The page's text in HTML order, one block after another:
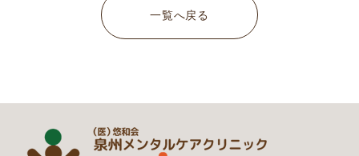
一覧へ戻る